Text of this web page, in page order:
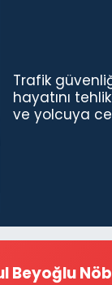
Trafik
hayatını
ve yolcuya
Beyoğlu